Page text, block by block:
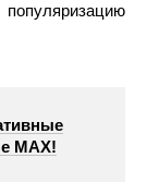
МАХ!